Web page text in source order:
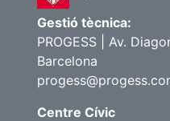
Gestió tècnica:
PROGESS | Av.
Barcelona
Centre Cívic